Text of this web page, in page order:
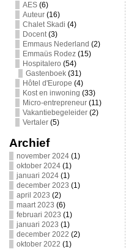
AES(6)
Auteur(16)
Chalet Skadi (4)
Docent(3)
Emmaus Nederland (2)
Emmaüs Rodez(15)
Hospitalero (54)
Gastenboek(31)
Hôtel d'Europe (4)
Kost en inwoning (33)
Micro-entrepreneur(11)
Vakantiebegeleider(2)
Vertaler(5)
Archief
november 2024(1)
oktober 2024(1)
januari 2024(1)
december 2023 (1)
april 2023 (2)
maart 2023 (6)
februari 2023 (1)
januari 2023 (1)
december 2022 (2)
oktober 2022 (1)